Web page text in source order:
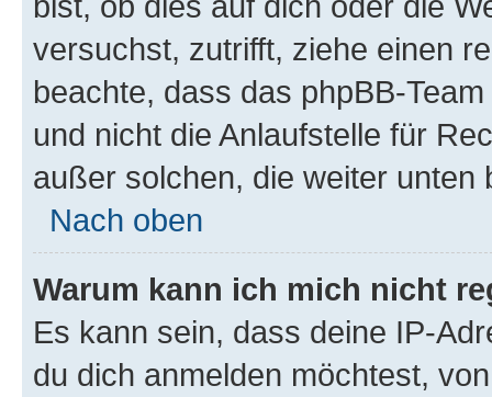
versuchst, zutrifft, ziehe einen
beachte, dass das phpBB-
und nicht die Anlaufstelle für
außer solchen, die weiter unten
Nach oben
Warum kann ich mich nicht
Es kann sein, dass deine IP-
du dich anmelden möchtest,